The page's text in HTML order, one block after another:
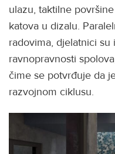
ulazu, taktilne
katova u dizalu.
radovima, djelatnici
ravnopravnosti
čime se potvrđuje da
razvojnom ciklusu.